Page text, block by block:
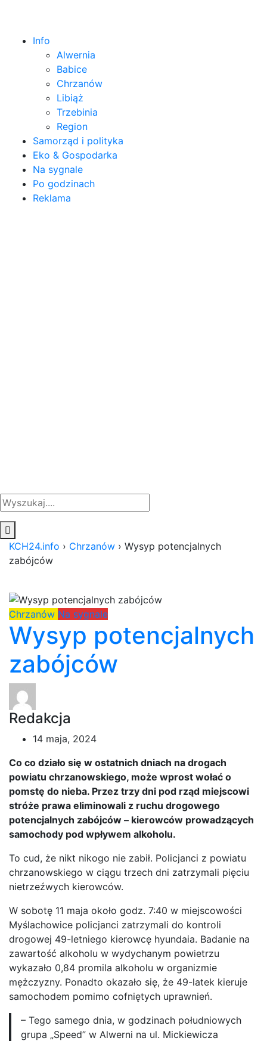
Info
Alwernia
Babice
Chrzanów
Libiąż
Trzebinia
Region
Samorząd i polityka
Eko & Gospodarka
Na sygnale
Po godzinach
Reklama
KCH24.info › Chrzanów › Wysyp potencjalnych
zabójców
Chrzanów Na sygnale
Wysyp potencjalnych
zabójców
Redakcja
14 maja, 2024
Co co działo się w ostatnich dniach na drogach
powiatu chrzanowskiego, może wprost wołać o
pomstę do nieba. Przez trzy dni pod rząd miejscowi
stróże prawa eliminowali z ruchu drogowego
potencjalnych zabójców – kierowców prowadzących
samochody pod wpływem alkoholu.
To cud, że nikt nikogo nie zabił. Policjanci z powiatu
chrzanowskiego w ciągu trzech dni zatrzymali pięciu
nietrzeźwych kierowców.
W sobotę 11 maja około godz. 7:40 w miejscowości
Myślachowice policjanci zatrzymali do kontroli
drogowej 49-letniego kierowcę hyundaia. Badanie na
zawartość alkoholu w wydychanym powietrzu
wykazało 0,84 promila alkoholu w organizmie
mężczyzny. Ponadto okazało się, że 49-latek kieruje
samochodem pomimo cofniętych uprawnień.
– Tego samego dnia, w godzinach południowych
grupa „Speed” w Alwerni na ul. Mickiewicza